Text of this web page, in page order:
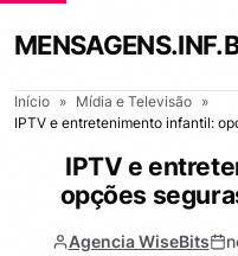
Início » Mídia e Televisão »
IPTV e entretenimento infantil:
IPTV e
opções
Agencia WiseBits